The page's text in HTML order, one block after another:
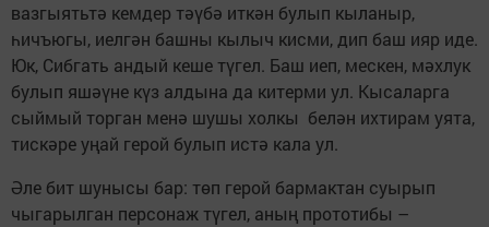
вазгыятьтә кемдер тәүбә иткән булып кыланыр,
һичъюгы, иелгән башны кылыч кисми, дип баш ияр иде.
Юк, Сибгать андый кеше түгел. Баш иеп, мескен, мәхлук
булып яшәүне күз алдына да китерми ул. Кысаларга
сыймый торган менә шушы холкы белән ихтирам уята,
тискәре уңай герой булып истә кала ул.
Әле бит шунысы бар: төп герой бармактан суырып
чыгарылган персонаж түгел, аның прототибы –